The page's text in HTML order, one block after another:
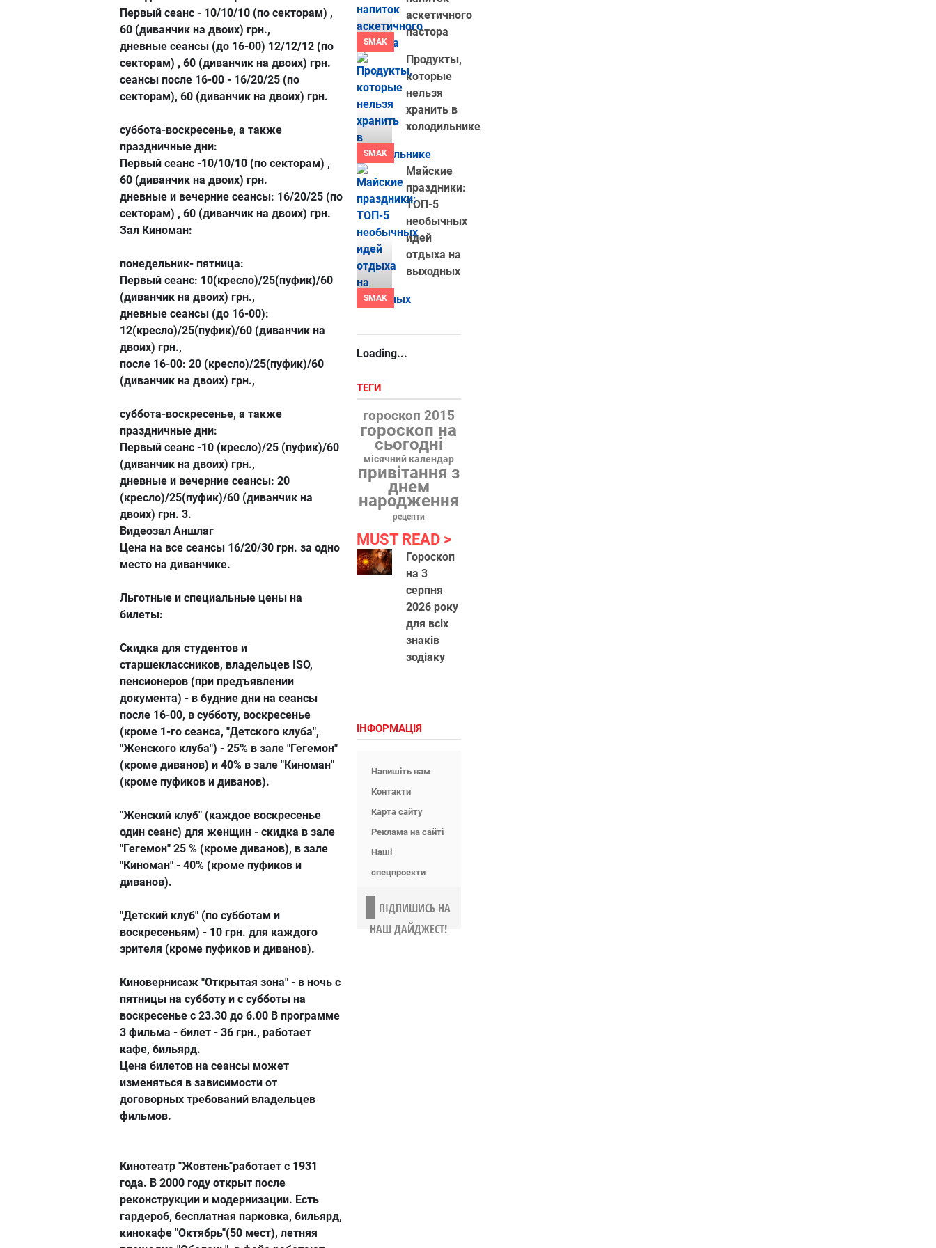
Первый сеанс - 10/10/10 (по секторам) ,
60 (диванчик на двоих) грн.,
дневные сеансы (до 16-00) 12/12/12 (по
секторам) , 60 (диванчик на двоих) грн.
сеансы после 16-00 - 16/20/25 (по
секторам), 60 (диванчик на двоих) грн.
суббота-воскресенье, а также
праздничные дни:
Первый сеанс -10/10/10 (по секторам) ,
60 (диванчик на двоих) грн.
дневные и вечерние сеансы: 16/20/25 (по
секторам) , 60 (диванчик на двоих) грн.
Зал Киноман:
понедельник- пятница:
Первый сеанс: 10(кресло)/25(пуфик)/60
(диванчик на двоих) грн.,
дневные сеансы (до 16-00):
12(кресло)/25(пуфик)/60 (диванчик на
двоих) грн.,
после 16-00: 20 (кресло)/25(пуфик)/60
(диванчик на двоих) грн.,
суббота-воскресенье, а также
праздничные дни:
Первый сеанс -10 (кресло)/25 (пуфик)/60
(диванчик на двоих) грн.,
дневные и вечерние сеансы: 20
(кресло)/25(пуфик)/60 (диванчик на
двоих) грн. 3.
Видеозал Аншлаг
Цена на все сеансы 16/20/30 грн. за одно
место на диванчике.
Льготные и специальные цены на
билеты:
Скидка для студентов и
старшеклассников, владельцев ISO,
пенсионеров (при предъявлении
документа) - в будние дни на сеансы
после 16-00, в субботу, воскресенье
(кроме 1-го сеанса, "Детского клуба",
"Женского клуба") - 25% в зале "Гегемон"
(кроме диванов) и 40% в зале "Киноман"
(кроме пуфиков и диванов).
"Женский клуб" (каждое воскресенье
один сеанс) для женщин - скидка в зале
"Гегемон" 25 % (кроме диванов), в зале
"Киноман" - 40% (кроме пуфиков и
диванов).
"Детский клуб" (по субботам и
воскресеньям) - 10 грн. для каждого
зрителя (кроме пуфиков и диванов).
Киновернисаж "Открытая зона" - в ночь с
пятницы на субботу и с субботы на
воскресенье с 23.30 до 6.00 В программе
3 фильма - билет - 36 грн., работает
кафе, бильярд.
Цена билетов на сеансы может
изменяться в зависимости от
договорных требований владельцев
фильмов.
Кинотеатр "Жовтень"работает с 1931
года. В 2000 году открыт после
реконструкции и модернизации. Есть
гардероб, бесплатная парковка, бильярд,
кинокафе "Октябрь"(50 мест), летняя
SMAK
аскетичного
пастора
SMAK
Продукты,
которые
нельзя
хранить в
холодильнике
SMAK
Майские
праздники:
ТОП-5
необычных
идей
отдыха на
выходных
Loading...
ТЕГИ
гороскоп 2015
гороскоп на
сьогодні
місячний календар
привітання з
днем
народження
рецепти
MUST READ
Гороскоп
на 3
серпня
2026 року
для всіх
знаків
зодіаку
ІНФОРМАЦІЯ
Напишіть нам
Контакти
Карта сайту
Реклама на сайті
Наші
спецпроекти
ПІДПИШИСЬ НА
НАШ ДАЙДЖЕСТ!